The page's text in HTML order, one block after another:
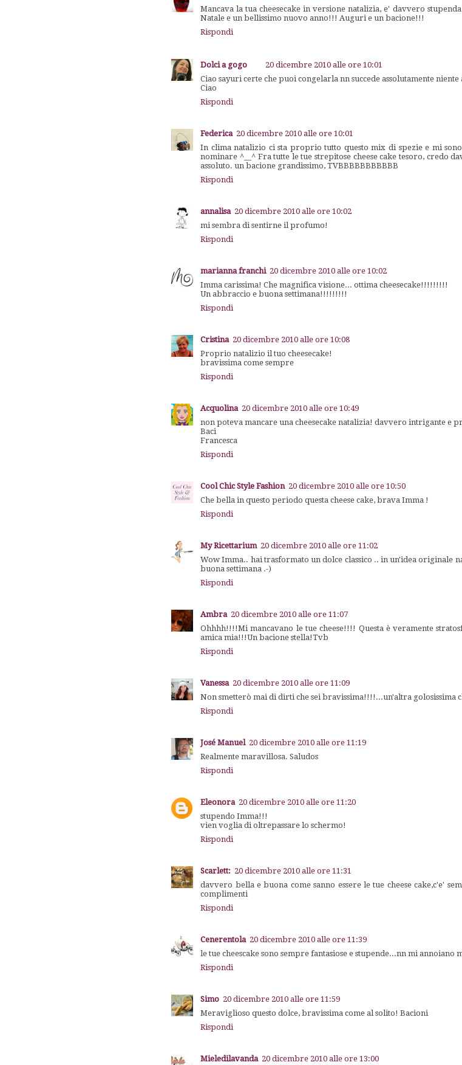
Mancava la tua cheesecake in versione natalizia, e' davvero
Natale e un bellissimo nuovo anno!!! Auguri e un bacione!!!
Rispondi
Dolci a gogo
20 dicembre 2010 alle ore 10:01
Ciao sayuri certe che puoi congelarla nn succede assolutamente
Ciao
Rispondi
Federica 20 dicembre 2010 alle ore 10:01
In clima natalizio ci sta proprio tutto questo mix di spezie e mi
nominare ^__^ Fra tutte le tue strepitose cheese cake tesoro, credo
assoluto. un bacione grandissimo, TVBBBBBBBBBBB
Rispondi
annalisa 20 dicembre 2010 alle ore 10:02
mi sembra di sentirne il profumo!
Rispondi
marianna franchi 20 dicembre 2010 alle ore 10:02
Imma carissima! Che magnifica visione... ottima cheesecake!!!!!!!!!
Un abbraccio e buona settimana!!!!!!!!!
Rispondi
Cristina 20 dicembre 2010 alle ore 10:08
Proprio natalizio il tuo cheesecake!
bravissima come sempre
Rispondi
Acquolina 20 dicembre 2010 alle ore 10:49
non poteva mancare una cheesecake natalizia! davvero intrigante e
Baci
Francesca
Rispondi
Cool Chic Style Fashion 20 dicembre 2010 alle ore 10:50
Che bella in questo periodo questa cheese cake, brava Imma !
Rispondi
My Ricettarium 20 dicembre 2010 alle ore 11:02
Wow Imma.. hai trasformato un dolce classico .. in un'idea originale
buona settimana .-)
Rispondi
Ambra 20 dicembre 2010 alle ore 11:07
Ohhhh!!!!Mi mancavano le tue cheese!!!! Questa è veramente
amica mia!!!Un bacione stella!Tvb
Rispondi
Vanessa 20 dicembre 2010 alle ore 11:09
Non smetterò mai di dirti che sei bravissima!!!!...un'altra golosissima
Rispondi
José Manuel 20 dicembre 2010 alle ore 11:19
Realmente maravillosa. Saludos
Rispondi
Eleonora 20 dicembre 2010 alle ore 11:20
stupendo Imma!!!
vien voglia di oltrepassare lo schermo!
Rispondi
Scarlett: 20 dicembre 2010 alle ore 11:31
davvero bella e buona come sanno essere le tue cheese cake,c'e'
complimenti
Rispondi
Cenerentola 20 dicembre 2010 alle ore 11:39
le tue cheescake sono sempre fantasiose e stupende...nn mi annoiano
Rispondi
Simo 20 dicembre 2010 alle ore 11:59
Meraviglioso questo dolce, bravissima come al solito! Bacioni
Rispondi
Mieledilavanda 20 dicembre 2010 alle ore 13:00